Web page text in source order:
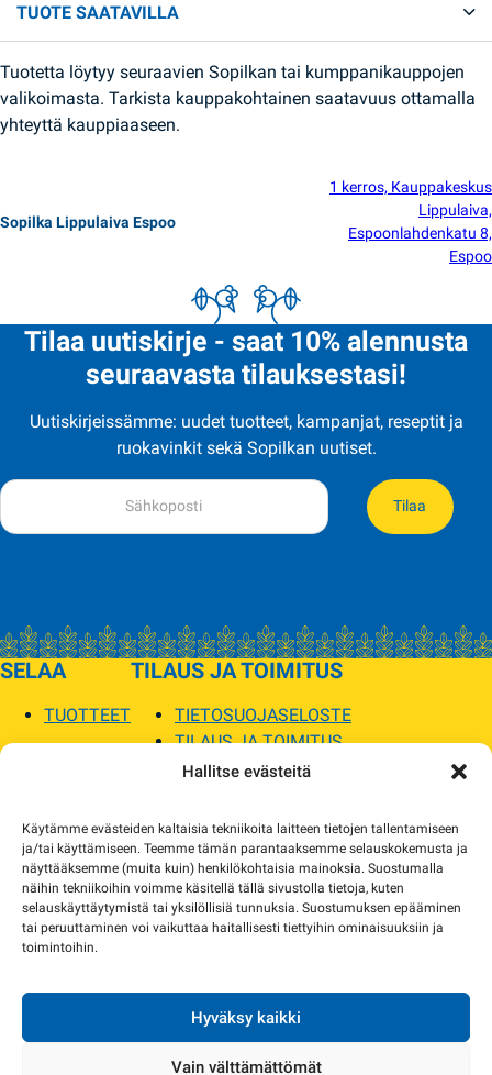
Hallitse evästeitä
Käytämme evästeiden kaltaisia tekniikoita laitteen tietojen tallentamiseen
ja/tai käyttämiseen. Teemme tämän parantaaksemme selauskokemusta ja
näyttääksemme (muita kuin) henkilökohtaisia mainoksia. Suostumalla
näihin tekniikoihin voimme käsitellä tällä sivustolla tietoja, kuten
selauskäyttäytymistä tai yksilöllisiä tunnuksia. Suostumuksen epääminen
tai peruuttaminen voi vaikuttaa haitallisesti tiettyihin ominaisuuksiin ja
toimintoihin.
Hyväksy kaikki
Vain välttämättömät
TUOTE SAATAVILLA
Tuotetta löytyy seuraavien Sopilkan tai kumppanikauppojen
valikoimasta. Tarkista kauppakohtainen saatavuus ottamalla
yhteyttä kauppiaaseen.
Sopilka Lippulaiva Espoo
1 kerros, Kauppakeskus
Lippulaiva,
Espoonlahdenkatu 8,
Espoo
Tilaa uutiskirje - saat 10% alennusta
seuraavasta tilauksestasi!
Uutiskirjeissämme: uudet tuotteet, kampanjat, reseptit ja
ruokavinkit sekä Sopilkan uutiset.
Tilaa
SELAA
TUOTTEET
TILAUS JA TOIMITUS
TIETOSUOJASELOSTE
TILAUS JA TOIMITUS
TOIMITUSEHDOT
MYYMÄLÄT JA YHTEYSTIEDOT
USEIN KYSYTYT
AJANKOHTAISTA
yhteyttä ja sovimme korvaavista tuotteista.